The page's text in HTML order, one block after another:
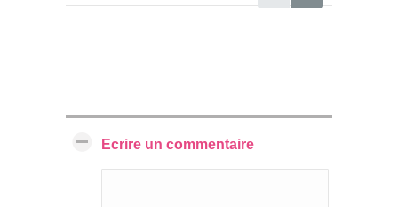
Ecrire un commentaire